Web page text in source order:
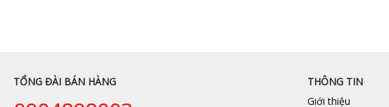
TỔNG ĐÀI BÁN HÀNG
THÔNG TIN
Giới thiệu